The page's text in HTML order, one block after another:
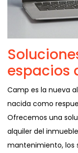
espacios
Camp es la nueva
nacida como
Ofrecemos una
alquiler del
mantenimiento, los